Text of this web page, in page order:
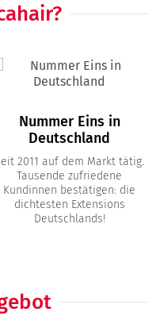
Nummer Eins in
Deutschland
2011 auf dem Markt tätig.
Tausende zufriedene
Kundinnen bestätigen: die
dichtesten Extensions
Deutschlands!